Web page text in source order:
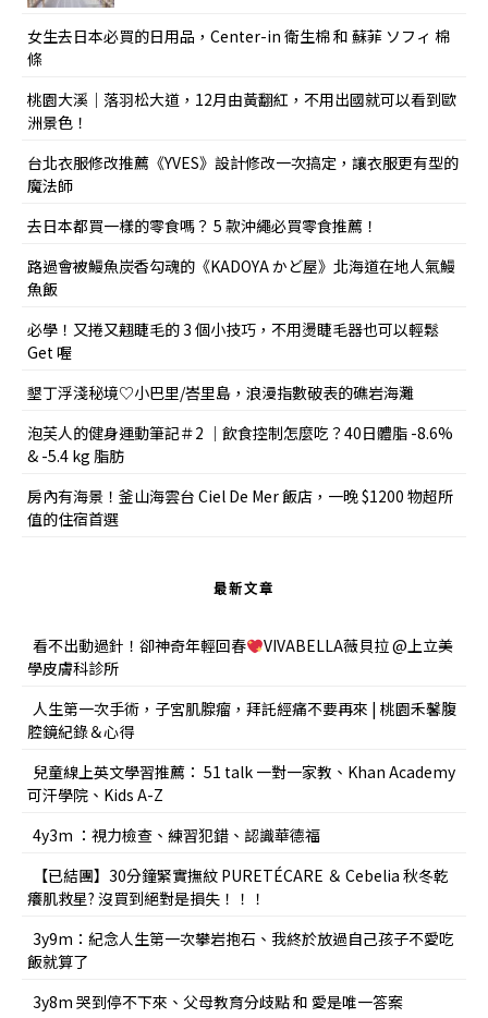
女生去日本必買的日用品，Center-in 衛生棉 和 蘇菲 ソフィ 棉
條
桃園大溪｜落羽松大道，12月由黃翻紅，不用出國就可以看到歐
洲景色！
台北衣服修改推薦《YVES》設計修改一次搞定，讓衣服更有型的
魔法師
去日本都買一樣的零食嗎？ 5 款沖繩必買零食推薦！
路過會被鰻魚炭香勾魂的《KADOYA かど屋》北海道在地人氣鰻
魚飯
必學！又捲又翹睫毛的 3 個小技巧，不用燙睫毛器也可以輕鬆
Get 喔
墾丁浮淺秘境♡小巴里/峇里島，浪漫指數破表的礁岩海灘
泡芙人的健身運動筆記＃2 ｜飲食控制怎麼吃？40日體脂 -8.6%
& -5.4 kg 脂肪
房內有海景！釜山海雲台 Ciel De Mer 飯店，一晚 $1200 物超所
值的住宿首選
最新文章
看不出動過針！卻神奇年輕回春
VIVABELLA薇貝拉 @上立美
學皮膚科診所
人生第一次手術，子宮肌腺瘤，拜託經痛不要再來 | 桃園禾馨腹
腔鏡紀錄＆心得
兒童線上英文學習推薦： 51 talk 一對一家教、Khan Academy
可汗學院、Kids A-Z
4y3m ：視力檢查、練習犯錯、認識華德福
【已結團】30分鐘緊實撫紋 PURETÉCARE ＆ Cebelia 秋冬乾
癢肌救星? 沒買到絕對是損失！！！
3y9m：紀念人生第一次攀岩抱石、我終於放過自己孩子不愛吃
飯就算了
3y8m 哭到停不下來、父母教育分歧點 和 愛是唯一答案